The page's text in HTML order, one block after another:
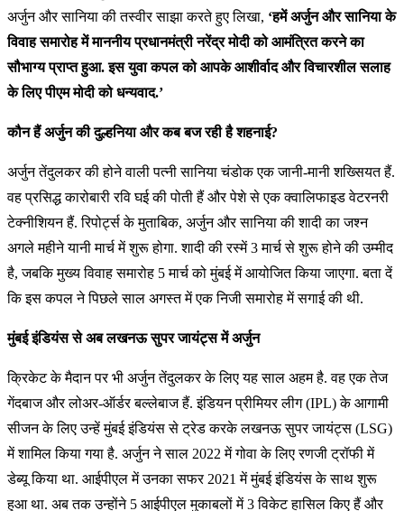
अर्जुन और सानिया की तस्वीर साझा करते हुए लिखा, ‘हमें अर्जुन और सानिया के
विवाह समारोह में माननीय प्रधानमंत्री नरेंद्र मोदी को आमंत्रित करने का
सौभाग्य प्राप्त हुआ. इस युवा कपल को आपके आशीर्वाद और विचारशील सलाह
के लिए पीएम मोदी को धन्यवाद.’
कौन हैं अर्जुन की दुल्हनिया और कब बज रही है शहनाई?
अर्जुन तेंदुलकर की होने वाली पत्नी सानिया चंडोक एक जानी-मानी शख्सियत हैं.
वह प्रसिद्ध कारोबारी रवि घई की पोती हैं और पेशे से एक क्वालिफाइड वेटरनरी
टेक्नीशियन हैं. रिपोर्ट्स के मुताबिक, अर्जुन और सानिया की शादी का जश्न
अगले महीने यानी मार्च में शुरू होगा. शादी की रस्में 3 मार्च से शुरू होने की उम्मीद
है, जबकि मुख्य विवाह समारोह 5 मार्च को मुंबई में आयोजित किया जाएगा. बता दें
कि इस कपल ने पिछले साल अगस्त में एक निजी समारोह में सगाई की थी.
मुंबई इंडियंस से अब लखनऊ सुपर जायंट्स में अर्जुन
क्रिकेट के मैदान पर भी अर्जुन तेंदुलकर के लिए यह साल अहम है. वह एक तेज
गेंदबाज और लोअर-ऑर्डर बल्लेबाज हैं. इंडियन प्रीमियर लीग (IPL) के आगामी
सीजन के लिए उन्हें मुंबई इंडियंस से ट्रेड करके लखनऊ सुपर जायंट्स (LSG)
में शामिल किया गया है. अर्जुन ने साल 2022 में गोवा के लिए रणजी ट्रॉफी में
डेब्यू किया था. आईपीएल में उनका सफर 2021 में मुंबई इंडियंस के साथ शुरू
हुआ था. अब तक उन्होंने 5 आईपीएल मुकाबलों में 3 विकेट हासिल किए हैं और